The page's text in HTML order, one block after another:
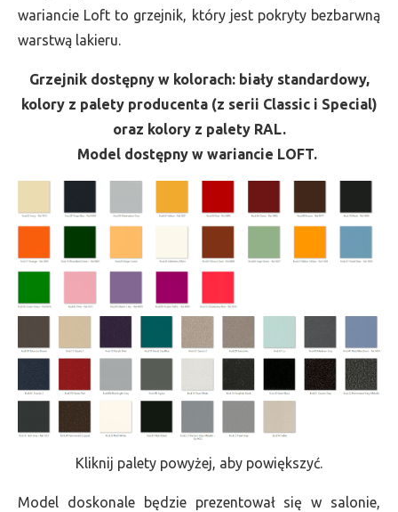
wariancie Loft to grzejnik, który jest pokryty bezbarwną
warstwą lakieru.
Grzejnik dostępny w kolorach: biały standardowy,
kolory z palety producenta (z serii Classic i Special)
oraz kolory z palety RAL.
Model dostępny w wariancie LOFT.
Kliknij palety powyżej, aby powiększyć.
Model doskonale będzie prezentował się w salonie,